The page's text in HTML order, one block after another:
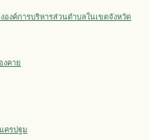
งค์การบริหารส่วนตำบลในเขตจังหวัด
งคาย
ครปฐม